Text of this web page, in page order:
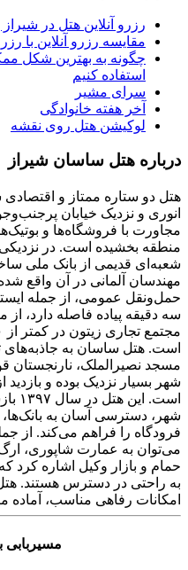
رزرو آنلاین هتل در شیراز
مقایسه رزرو آنلاین با
استفاده کنیم
سرای مشیر
آخر هفته خانوادگی
لوکیشن هتل روی نقشه
هتل ساسان شیراز
دو ستاره ممتاز و اقتصادی
و نزدیک خیابان
با فروشگاه‌ها و
بخشیده است. در نزدیکی
قدیمی از بانک ملی
آلمانی در آن واقع
عمومی، از جمله
دقیقه پیاده فاصله دارد، از
هتل ساسان به جاذبه‌های
نصیرالملک، نارنجستان
بسیار نزدیک بوده و بازدید
است.
دسترسی آسان به بانک‌ها،
را فراهم می‌کند. از
به عمارت شاپوری، ارگ
و بازار وکیل اشاره کرد که
راحتی در دسترس هستند.
رفاهی مناسب، آماده
مسیربابی